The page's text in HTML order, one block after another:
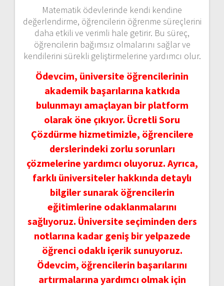
Matematik ödevlerinde kendi kendine
değerlendirme, öğrencilerin öğrenme süreçlerini
daha etkili ve verimli hale getirir. Bu süreç,
öğrencilerin bağımsız olmalarını sağlar ve
kendilerini sürekli geliştirmelerine yardımcı olur.
Ödevcim, üniversite öğrencilerinin
akademik başarılarına katkıda
bulunmayı amaçlayan bir platform
olarak öne çıkıyor. Ücretli Soru
Çözdürme hizmetimizle, öğrencilere
derslerindeki zorlu sorunları
çözmelerine yardımcı oluyoruz. Ayrıca,
farklı üniversiteler hakkında detaylı
bilgiler sunarak öğrencilerin
eğitimlerine odaklanmalarını
sağlıyoruz. Üniversite seçiminden ders
notlarına kadar geniş bir yelpazede
öğrenci odaklı içerik sunuyoruz.
Ödevcim, öğrencilerin başarılarını
artırmalarına yardımcı olmak için